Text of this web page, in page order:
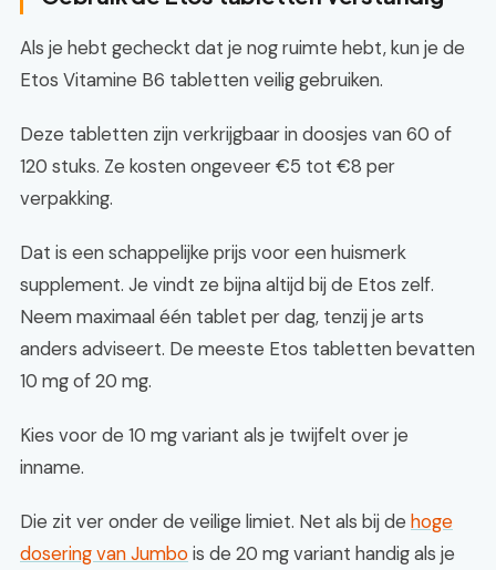
Als je hebt gecheckt dat je nog ruimte hebt, kun je de
Etos Vitamine B6 tabletten veilig gebruiken.
Deze tabletten zijn verkrijgbaar in doosjes van 60 of
120 stuks. Ze kosten ongeveer €5 tot €8 per
verpakking.
Dat is een schappelijke prijs voor een huismerk
supplement. Je vindt ze bijna altijd bij de Etos zelf.
Neem maximaal één tablet per dag, tenzij je arts
anders adviseert. De meeste Etos tabletten bevatten
10 mg of 20 mg.
Kies voor de 10 mg variant als je twijfelt over je
inname.
Die zit ver onder de veilige limiet. Net als bij de hoge
dosering van Jumbois de 20 mg variant handig als je